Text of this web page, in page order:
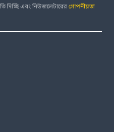
দিচ্ছি এবং নিউজলেটারেরগোপনীয়তা